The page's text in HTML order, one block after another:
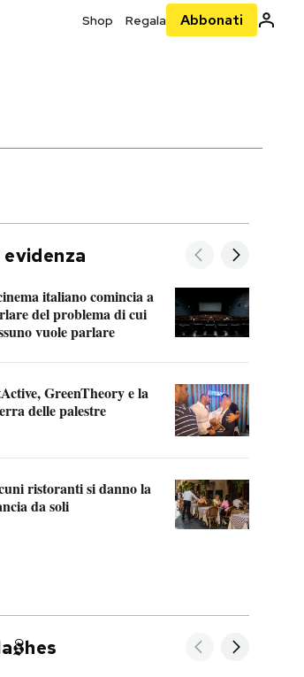
Shop Regala Abbonati
evidenza
italiano comincia a
del problema di cui
vuole parlare
GreenTheory e la
delle palestre
ristoranti si danno la
da soli
hes